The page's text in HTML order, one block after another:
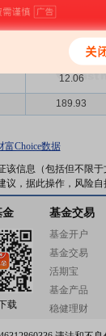
持股总数(万股)
5606.97
35724.43
12.06
189.93
富Choice数据
信息（包括但不限
，据此操作，风险自
金
载
基金交易
基金开户
基金交易
活期宝
基金产品
稳健理财